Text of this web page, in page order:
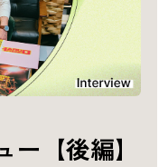
【後編】